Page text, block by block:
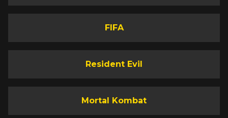
FIFA
Resident Evil
Mortal Kombat